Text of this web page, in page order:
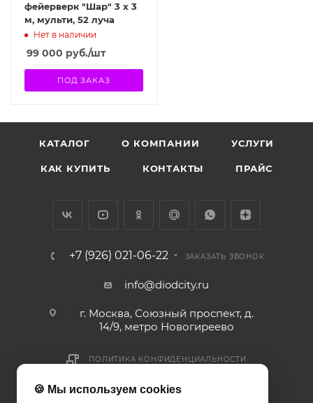
фейерверк "Шар" 3 х 3
м, мульти, 52 луча
Нет в наличии
99 000 руб./шт
ПОД ЗАКАЗ
КАТАЛОГ О КОМПАНИИ УСЛУГИ
КАК КУПИТЬ КОНТАКТЫ ПРАЙС
+7 (926) 021-06-22 ЗАКАЗАТЬ ЗВОНОК
info@diodcity.ru
г. Москва, Союзный проспект, д.
14/9, метро Новогиреево
ПОЛИТИКА КОНФИДЕНЦИАЛЬНОСТИ
🍪 Мы используем cookies